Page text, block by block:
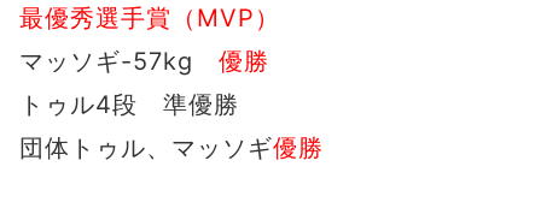
最優秀選手賞（MVP）
マッソギ-57kg 優勝
トゥル4段 準優勝
団体トゥル、マッソギ優勝